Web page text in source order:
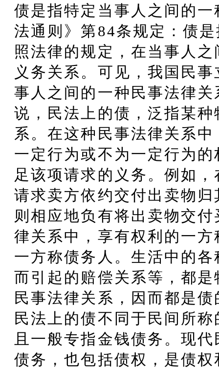
债是指特定当事人之间的
法通则》第84条规定：债
照法律的规定，在当事人
义务关系。可见，我国民
事人之间的一种民事法律
说，民法上的债，泛指某
系。在这种民事法律关系
一定行为或不为一定行为
足该项请求的义务。例如
请求卖方依约交付出卖物
则相应地负有将出卖物交
律关系中，享有权利的一
一方称债务人。生活中的
而引起的赔偿关系等，都
民事法律关系，因而都是
民法上的债不同于民间所
且一般专指金钱债务。现
债务，也包括债权，是债